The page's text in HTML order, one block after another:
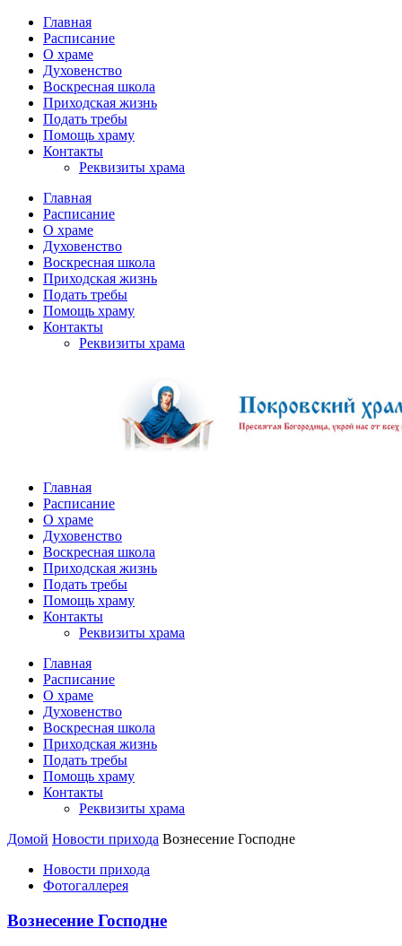
Главная
Расписание
О храме
Духовенство
Воскресная школа
Приходская жизнь
Подать требы
Помощь храму
Контакты
Реквизиты храма
Главная
Расписание
О храме
Духовенство
Воскресная школа
Приходская жизнь
Подать требы
Помощь храму
Контакты
Реквизиты храма
Главная
Расписание
О храме
Духовенство
Воскресная школа
Приходская жизнь
Подать требы
Помощь храму
Контакты
Реквизиты храма
Главная
Расписание
О храме
Духовенство
Воскресная школа
Приходская жизнь
Подать требы
Помощь храму
Контакты
Реквизиты храма
Домой Новости прихода Вознесение Господне
Новости прихода
Фотогаллерея
Вознесение Господне